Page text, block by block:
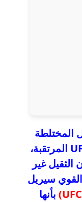
المختلطة
(UFC) ترقبًا كبيرًا لمواجهة UFC 321 المرتقبة،
غير
سيريل
بأنها